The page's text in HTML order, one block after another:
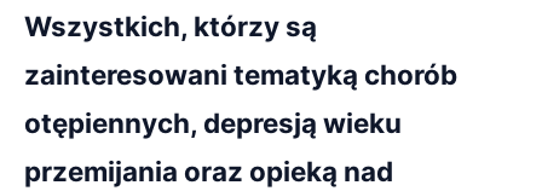
Wszystkich, którzy są
zainteresowani tematyką chorób
otępiennych, depresją wieku
przemijania oraz opieką nad